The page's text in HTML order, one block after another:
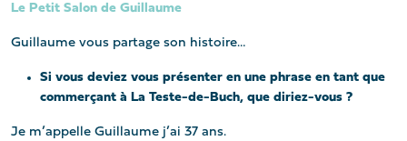
Le Petit Salon de Guillaume
Guillaume vous partage son histoire…
Si vous deviez vous présenter en une phrase en tant que
commerçant à La Teste-de-Buch, que diriez-vous ?
Je m’appelle Guillaume j’ai 37 ans.